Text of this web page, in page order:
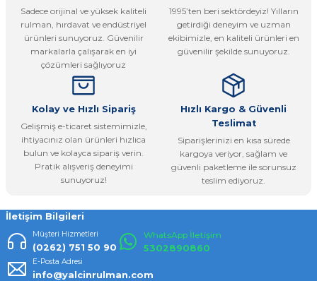
Ürün açıklamasında eksik bilgiler bulunuyor.
Ürün bilgilerinde hatalar bulunuyor.
Ürün fiyatı diğer sitelerden daha pahalı.
Bu ürüne benzer farklı alternatifler olmalı.
Gönder
Sadece orijinal ve yüksek kaliteli
rulman, hırdavat ve endüstriyel
ürünleri sunuyoruz. Güvenilir
markalarla çalışarak en iyi
çözümleri sağlıyoruz
1995’ten beri sektördeyiz! Yılların
getirdiği deneyim ve uzman
ekibimizle, en kaliteli ürünleri en
güvenilir şekilde sunuyoruz.
Kolay ve Hızlı Sipariş
Gelişmiş e-ticaret sistemimizle,
ihtiyacınız olan ürünleri hızlıca
bulun ve kolayca sipariş verin.
Pratik alışveriş deneyimi
sunuyoruz!
Hızlı Kargo & Güvenli
Teslimat
Siparişlerinizi en kısa sürede
kargoya veriyor, sağlam ve
güvenli paketleme ile sorunsuz
teslim ediyoruz.
İletişim Bilgileri
Müşteri Hizmetleri
(0262) 751 50 90
WhatsApp İletişim
5302890860
E-Posta Adresi
info@yalcinrulman.com